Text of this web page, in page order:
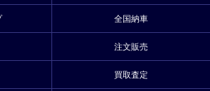
全国納車
注文販売
買取査定